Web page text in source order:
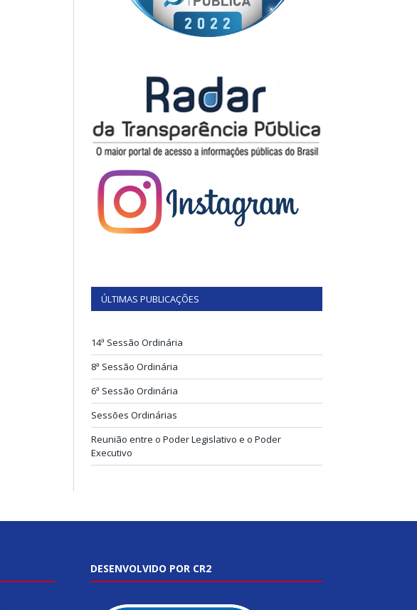
ÚLTIMAS PUBLICAÇÕES
14ª Sessão Ordinária
8ª Sessão Ordinária
6ª Sessão Ordinária
Sessões Ordinárias
Reunião entre o Poder Legislativo e o Poder
Executivo
DESENVOLVIDO POR CR2